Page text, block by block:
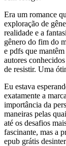
Era um romance
exploração de
realidade e a
gênero do fim do
e pdfs que
autores
de resistir. Uma
Eu estava
exatamente a
importância da
maneiras pelas
até os desafios
fascinante, mas a
epub grátis